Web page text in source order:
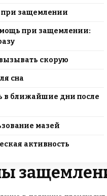
защемлении
при защемлении:
скорую
сна
в ближайшие дни после
мазей
активность